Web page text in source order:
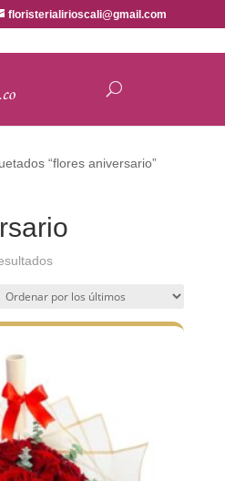
floristerialirioscali@gmail.com
“flores aniversario”
Ordenado
los
últimos